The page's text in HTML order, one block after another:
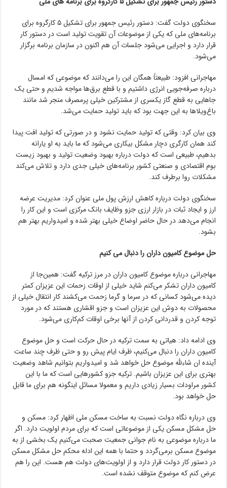
سخنگوی دولت گفت: دستور رئیس جمهور برای تشکیل ۵ کارگروه برای
برنامه‌های ملی که یکی از موضوعات آن تقویت تولید است در دستور کار
قرار دارد و اجرایی می‌شود جلسات آن هم اکنون در سازمان برنامه برگزار
می‌شود.
مهاجرانی افزود: طبیعتاً همگان این را می‌دانند که موضوعی که امسال
درباره صرفه‌جویی انرژی داشتیم و با قطع برق‌ها مواجه شدیم و حتی یک
جاهایی به قطع گاز یکسری از مشترکین خیلی پرمصرف منجر شد مانند
باغ‌ویلاها به این جهت بود که باید تولید حمایت می‌شد.
وی بیان کرد: وقتی که تولید حمایت نشود و در صورتی که تولید افت پیدا
کند همان کارگری دچار مشکل بیکاری می‌شود که ما باید به او یارانه
بدهیم، طبیعی است که دولت درباره بهبود وضعیت تولید و بهبود زیست
بوم اقتصادی و صنعتی کشور برنامه‌های خیلی جدی دارد و تلاش می‌کند
مشکلات روا برطرف کند.
سخنگوی دولت درباره کاهش ارزش پول ملی عنوان کرد: مدیریت عرضه
ارز و ایجاد ثبات در بازار ارزی جزو وظایف بانک مرکزی است و این کار را
انجام می‌دهد در حال حاضر اوضاع خیلی بهتر شده و امیدواریم بهتر هم
بشود.
حل موضوع کامیون داران را دنبال می کنیم
مهاجرانی درباره موضوع کامیون داران در مرز ترکیه گفت: همین‌جا از
کامیون داران تشکر می‌کنم شاید خیلی از اوقات زحمات این عزیزان کمتر
دیده می‌شود کسانی که در سرما و گرما زحمت می‌کشند کار انتقال خیلی از
محصولات به دوش این عزیزان است و جزو اقشاری هستند که در مورد
توجه کردن و قدردانی کردن از آنها برخی اوقات کم‌کاری می‌شود.
وی ادامه داد: هیاتی به سمت ترکیه در حال حرکت است و حل موضوع
کامیون داران را دنبال می‌کنیم، ظرف ایام پیش‌ رو و حتی ظرف چند ساعت
آینده ان شاءلله موضوع حل خواهد شد و امیدواریم بتوانیم شاهد وضعیت
بهتری برای این عزیزان باشیم. ترکیه جزو کشورهایی است که ما با این
کشور مراودات بسیار زیادی داریم و معمولا مسائل اینگونه هم برای ما قابل
حل خواهد بود.
وی درباره نگاه دولت نسبت به ساخت مسکن ملی اظهار کرد: مسکن و
حل مشکل مسکن یکی از موضوعاتی است که برای مردم اولویت دارد. اگر
ما درباره موضوعی به نام جوانی جمعیت صحبت می‌کنیم یک بخشی از به
موضوع مسکن برمی‌گردد و حتما با همه این ادله محکم حل مشکل مسکن
در دستور کار دولت قرار دارد و از اولویت‌های دولت هم هست. این را هم
عرض کنم که موضوع متوقف نشده است.